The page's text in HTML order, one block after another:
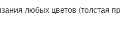
любых цветов (толстая